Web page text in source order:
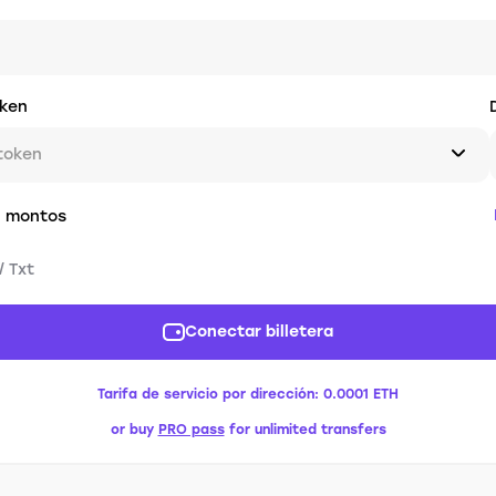
montos
Txt
Conectar billetera
Tarifa de servicio por dirección: 0.0001 ETH
or buy PRO pass for unlimited transfers